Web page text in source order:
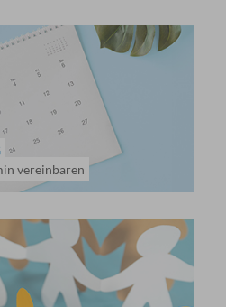
vereinbaren